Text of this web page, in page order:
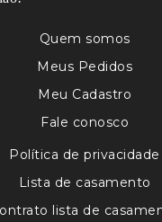
Quem somos
Meus Pedidos
Meu Cadastro
Fale conosco
Política de privacidade
Lista de casamento
lista de